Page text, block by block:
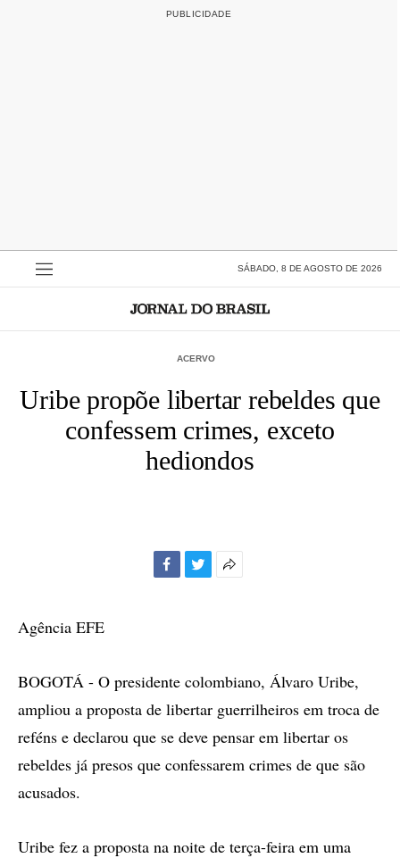
SÁBADO, 8 DE AGOSTO DE 2026
ACERVO
Uribe propõe libertar rebeldes que
confessem crimes, exceto
hediondos
Agência EFE
BOGOTÁ - O presidente colombiano, Álvaro Uribe,
ampliou a proposta de libertar guerrilheiros em troca de
reféns e declarou que se deve pensar em libertar os
rebeldes já presos que confessarem crimes de que são
acusados.
Uribe fez a proposta na noite de terça-feira em uma